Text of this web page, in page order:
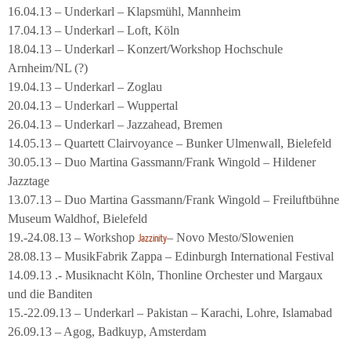
16.04.13 – Underkarl – Klapsmühl, Mannheim
17.04.13 – Underkarl – Loft, Köln
18.04.13 – Underkarl – Konzert/Workshop Hochschule
Arnheim/NL (?)
19.04.13 – Underkarl – Zoglau
20.04.13 – Underkarl – Wuppertal
26.04.13 – Underkarl – Jazzahead, Bremen
14.05.13 – Quartett Clairvoyance – Bunker Ulmenwall, Bielefeld
30.05.13 – Duo Martina Gassmann/Frank Wingold – Hildener
Jazztage
13.07.13 – Duo Martina Gassmann/Frank Wingold – Freiluftbühne
Museum Waldhof, Bielefeld
19.-24.08.13 – Workshop Jazzinity– Novo Mesto/Slowenien
28.08.13 – MusikFabrik Zappa – Edinburgh International Festival
14.09.13 .- Musiknacht Köln, Thonline Orchester und Margaux
und die Banditen
15.-22.09.13 – Underkarl – Pakistan – Karachi, Lohre, Islamabad
26.09.13 – Agog, Badkuyp, Amsterdam